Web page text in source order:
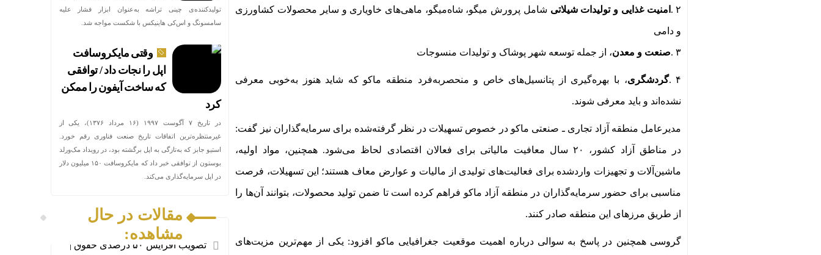
۲. امنیت غذایی و تولیدات شیلاتی شامل پرورش میگو، شاه‌میگو، ماهی‌های خاویاری و سایر محصولات کشاورزی
و دامی
۳.صنعت و معدن، از جمله توسعه شهر پوشاک و تولیدات منسوجات
۴.گردشگری، با بهره‌گیری از پتانسیل‌های خاص و منحصربه‌فرد منطقه ماکو که شاید هنوز به‌خوبی معرفی
نشده‌اند و باید معرفی شوند.
مدیرعامل منطقه آزاد تجاری ـ صنعتی ماکو در خصوص تسهیلات در نظر گرفته‌شده برای سرمایه‌گذاران نیز گفت:
در مناطق آزاد کشور، ۲۰سال معافیت مالیاتی برای فعالان اقتصادی لحاظ می‌شود. همچنین، مواد اولیه،
ماشین‌آلات و تجهیزات واردشده برای فعالیت‌های تولیدی از مالیات و عوارض معاف هستند؛ این تسهیلات، فرصت
مناسبی برای حضور سرمایه‌گذاران در منطقه آزاد ماکو فراهم کرده است تا ضمن تولید محصولات، بتوانند آن‌ها را
از طریق مرزهای این منطقه صادر کنند.
گروسی همچنین در پاسخ به سوالی درباره اهمیت موقعیت جغرافیایی ماکو افزود: یکی از مهم‌ترین مزیت‌های
تولیدکننده‌ی چینی تراشه به‌عنوان ابزار فشار علیه
سامسونگ و اس‌کی هاینیکس با شکست مواجه شد.
وقتی مایکروسافت
اپل را نجات داد / توافقی
که ساخت آیفون را ممکن
کرد
در تاریخ ۷ آگوست ۱۹۹۷ (۱۶ مرداد ۱۳۷۶)، یکی از
غیرمنتظره‌ترین اتفاقات تاریخ صنعت فناوری رقم خورد.
استیو جابز که به‌تازگی به اپل برگشته بود، در رویداد مک‌ورلد
بوستون از توافقی خبر داد که مایکروسافت ۱۵۰ میلیون دلار
در اپل سرمایه‌گذاری می‌کند.
مقالات در حال
مشاهده:
تصویب افزایش ۵۰ درصدی حقوق |